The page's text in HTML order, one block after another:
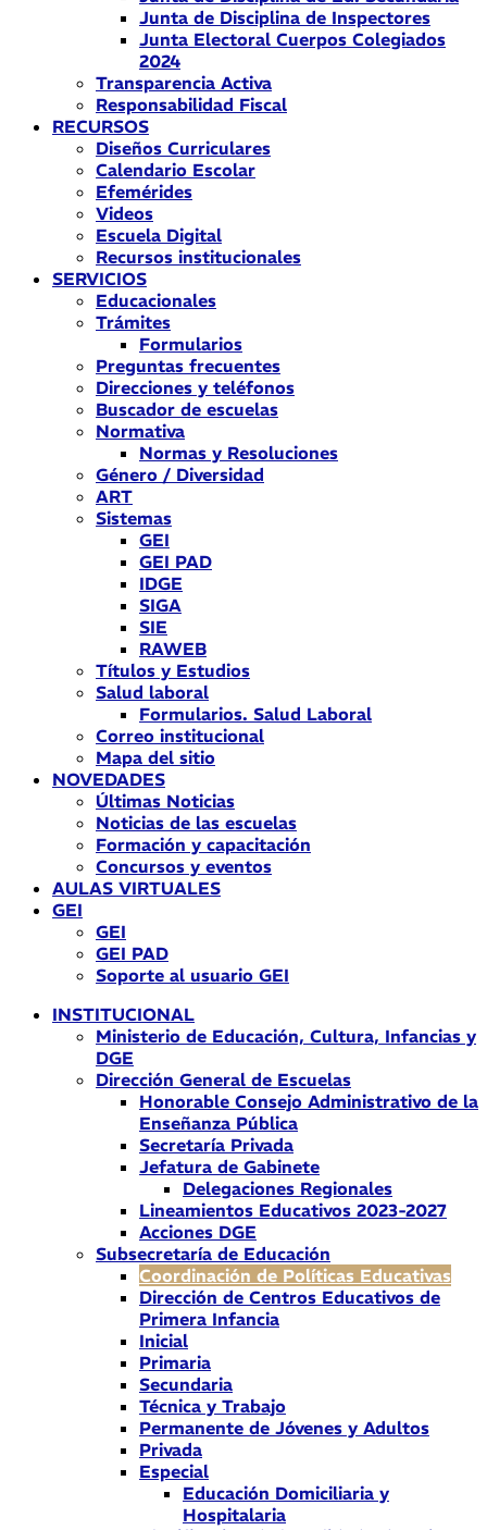
Junta de Disciplina de Inspectores
Junta Electoral Cuerpos Colegiados
2024
Transparencia Activa
Responsabilidad Fiscal
RECURSOS
Diseños Curriculares
Calendario Escolar
Efemérides
Videos
Escuela Digital
Recursos institucionales
SERVICIOS
Educacionales
Trámites
Formularios
Preguntas frecuentes
Direcciones y teléfonos
Buscador de escuelas
Normativa
Normas y Resoluciones
Género / Diversidad
ART
Sistemas
GEI
GEI PAD
IDGE
SIGA
SIE
RAWEB
Títulos y Estudios
Salud laboral
Formularios. Salud Laboral
Correo institucional
Mapa del sitio
NOVEDADES
Últimas Noticias
Noticias de las escuelas
Formación y capacitación
Concursos y eventos
AULAS VIRTUALES
GEI
GEI
GEI PAD
Soporte al usuario GEI
INSTITUCIONAL
Ministerio de Educación, Cultura, Infancias y
DGE
Dirección General de Escuelas
Honorable Consejo Administrativo de la
Enseñanza Pública
Secretaría Privada
Jefatura de Gabinete
Delegaciones Regionales
Lineamientos Educativos 2023-2027
Acciones DGE
Subsecretaría de Educación
Coordinación de Políticas Educativas
Dirección de Centros Educativos de
Primera Infancia
Inicial
Primaria
Secundaria
Técnica y Trabajo
Permanente de Jóvenes y Adultos
Privada
Especial
Educación Domiciliaria y
Hospitalaria